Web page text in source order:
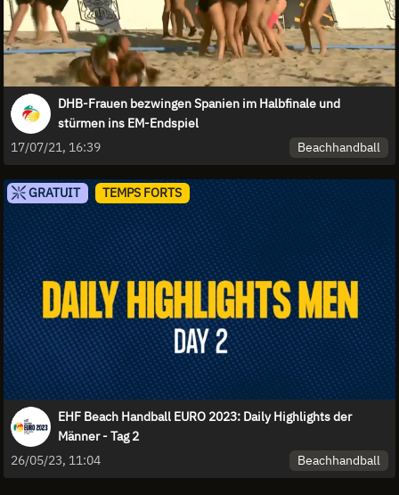
DHB-Frauen bezwingen Spanien im Halbfinale und
stürmen ins EM-Endspiel
17/07/21, 16:39
Beachhandball
GRATUIT TEMPS FORTS
EHF Beach Handball EURO 2023: Daily Highlights der
Männer - Tag 2
26/05/23, 11:04
Beachhandball